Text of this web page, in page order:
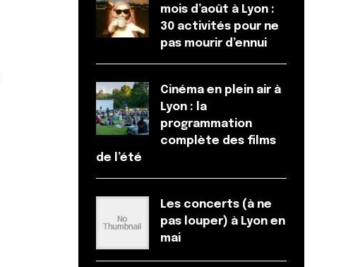
mois d’août à Lyon :
30 activités pour ne
pas mourir d’ennui
Cinéma en plein air à
Lyon : la
programmation
complète des films
de l’été
Les concerts (à ne
pas louper) à Lyon en
mai